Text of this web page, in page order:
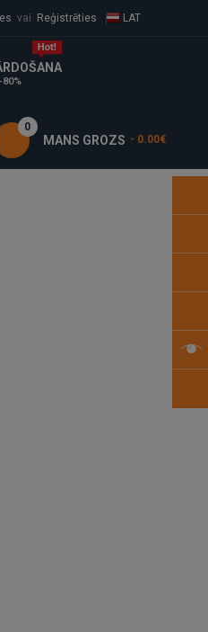
vai Reģistrēties LAT
80%
MANS GROZS
0
- 0.00€